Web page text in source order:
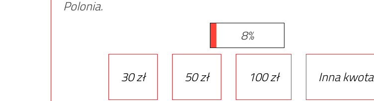
Polonia.
8%
30 zł 50 zł 100 zł
Inna kwota